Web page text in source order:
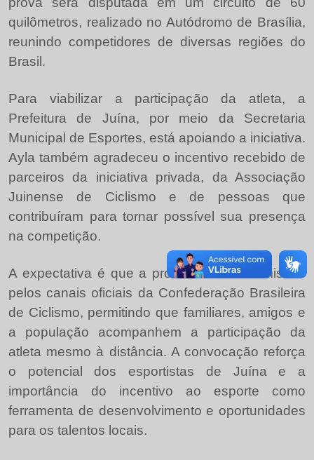
quilômetros, realizado no Autódromo de Brasília,
reunindo competidores de diversas regiões do
Brasil.
Para viabilizar a participação da atleta, a
Prefeitura de Juína, por meio da Secretaria
Municipal de Esportes, está apoiando a iniciativa.
Ayla também agradeceu o incentivo recebido de
parceiros da iniciativa privada, da Associação
Juinense de Ciclismo e de pessoas que
contribuíram para tornar possível sua presença
na competição.
A expectativa é que a prova tenha transmissão
pelos canais oficiais da Confederação Brasileira
de Ciclismo, permitindo que familiares, amigos e
a população acompanhem a participação da
atleta mesmo à distância. A convocação reforça
o potencial dos esportistas de Juína e a
importância do incentivo ao esporte como
ferramenta de desenvolvimento e oportunidades
para os talentos locais.